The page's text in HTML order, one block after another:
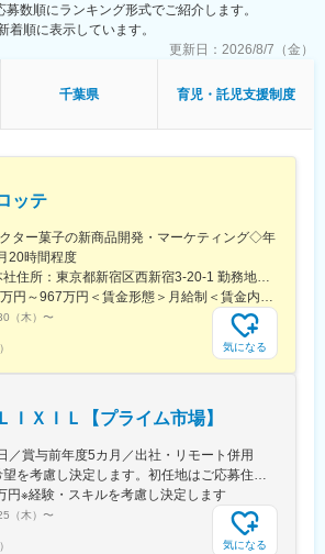
ロー
ング（用途・予算・思い入れなど）
・メンテナンス案内
来店促進・予約対応）
（CRM入力・更新）
サポート）
荷検品
なPC業務
・魅力
が直接届く仕事
ジュエリーをよみがえらせることで、お客様か
いただけます。
との関係性
を通じて何度もご来店いただくケースが多く、
客ができます。
い”接客スキルが身につく
いを汲み取り、最適な提案をする力が養われま
スタッフが中心に活躍中。
で、互いに相談しやすい職場です。
休取得：22名
以上
数順にランキング形式でご紹介します。
着順に表示しています。
更新日： 2026/8/7（金）
千葉県 育児・託児支援制度
ッテ
クター菓子の新商品開発・マーケティング◇年
20時間程度
（木） 〜
気になる
ＩＸＩＬ【プライム市場】
／賞与前年度5カ月／出社・リモート併用
円※経験・スキルを考慮し決定します
（木） 〜
気になる